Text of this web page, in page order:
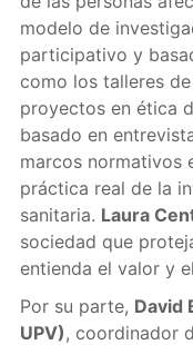
modelo de
participativo y
como los talleres
proyectos en ética
basado en
marcos normativos
práctica real de la
sanitaria. Laura
sociedad que
entienda el valor y
Por su parte, David
UPV), coordinador